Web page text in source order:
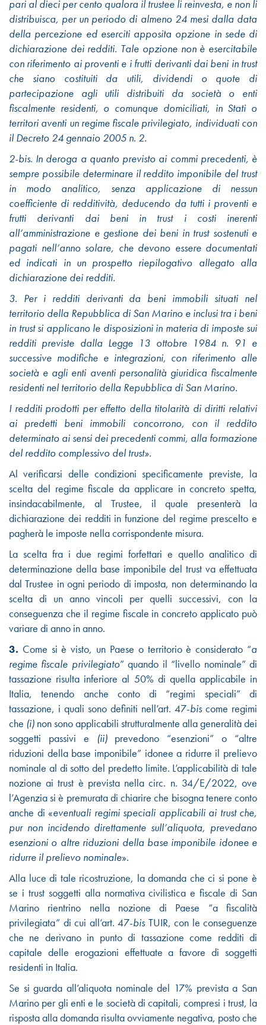
pari al dieci per cento qualora il trustee li reinvesta, e non li
distribuisca, per un periodo di almeno 24 mesi dalla data
della percezione ed eserciti apposita opzione in sede di
dichiarazione dei redditi. Tale opzione non è esercitabile
con riferimento ai proventi e i frutti derivanti dai beni in trust
che siano costituiti da utili, dividendi o quote di
partecipazione agli utili distribuiti da società o enti
fiscalmente residenti, o comunque domiciliati, in Stati o
territori aventi un regime fiscale privilegiato, individuati con
il Decreto 24 gennaio 2005 n. 2.
2-bis. In deroga a quanto previsto ai commi precedenti, è
sempre possibile determinare il reddito imponibile del trust
in modo analitico, senza applicazione di nessun
coefficiente di redditività, deducendo da tutti i proventi e
frutti derivanti dai beni in trust i costi inerenti
all’amministrazione e gestione dei beni in trust sostenuti e
pagati nell’anno solare, che devono essere documentati
ed indicati in un prospetto riepilogativo allegato alla
dichiarazione dei redditi.
3. Per i redditi derivanti da beni immobili situati nel
territorio della Repubblica di San Marino e inclusi tra i beni
in trust si applicano le disposizioni in materia di imposte sui
redditi previste dalla Legge 13 ottobre 1984 n. 91 e
successive modifiche e integrazioni, con riferimento alle
società e agli enti aventi personalità giuridica fiscalmente
residenti nel territorio della Repubblica di San Marino.
I redditi prodotti per effetto della titolarità di diritti relativi
ai predetti beni immobili concorrono, con il reddito
determinato ai sensi dei precedenti commi, alla formazione
del reddito complessivo del trust».
Al verificarsi delle condizioni specificamente previste, la
scelta del regime fiscale da applicare in concreto spetta,
insindacabilmente, al Trustee, il quale presenterà la
dichiarazione dei redditi in funzione del regime prescelto e
pagherà le imposte nella corrispondente misura.
La scelta fra i due regimi forfettari e quello analitico di
determinazione della base imponibile del trust va effettuata
dal Trustee in ogni periodo di imposta, non determinando la
scelta di un anno vincoli per quelli successivi, con la
conseguenza che il regime fiscale in concreto applicato può
variare di anno in anno.
3. Come si è visto, un Paese o territorio è considerato “a
regime fiscale privilegiato” quando il “livello nominale” di
tassazione risulta inferiore al 50% di quella applicabile in
Italia, tenendo anche conto di “regimi speciali” di
tassazione, i quali sono definiti nell’art. 47-bis come regimi
che (i) non sono applicabili strutturalmente alla generalità dei
soggetti passivi e (ii) prevedono “esenzioni” o “altre
riduzioni della base imponibile” idonee a ridurre il prelievo
nominale al di sotto del predetto limite. L’applicabilità di tale
nozione ai trust è prevista nella circ. n. 34/E/2022, ove
l’Agenzia si è premurata di chiarire che bisogna tenere conto
anche di «eventuali regimi speciali applicabili ai trust che,
pur non incidendo direttamente sull’aliquota, prevedano
esenzioni o altre riduzioni della base imponibile idonee e
ridurre il prelievo nominale».
Alla luce di tale ricostruzione, la domanda che ci si pone è
se i trust soggetti alla normativa civilistica e fiscale di San
Marino rientrino nella nozione di Paese “a fiscalità
privilegiata” di cui all’art. 47-bis TUIR, con le conseguenze
che ne derivano in punto di tassazione come redditi di
capitale delle erogazioni effettuate a favore di soggetti
residenti in Italia.
Se si guarda all’aliquota nominale del 17% prevista a San
Marino per gli enti e le società di capitali, compresi i trust, la
risposta alla domanda risulta ovviamente negativa, posto che